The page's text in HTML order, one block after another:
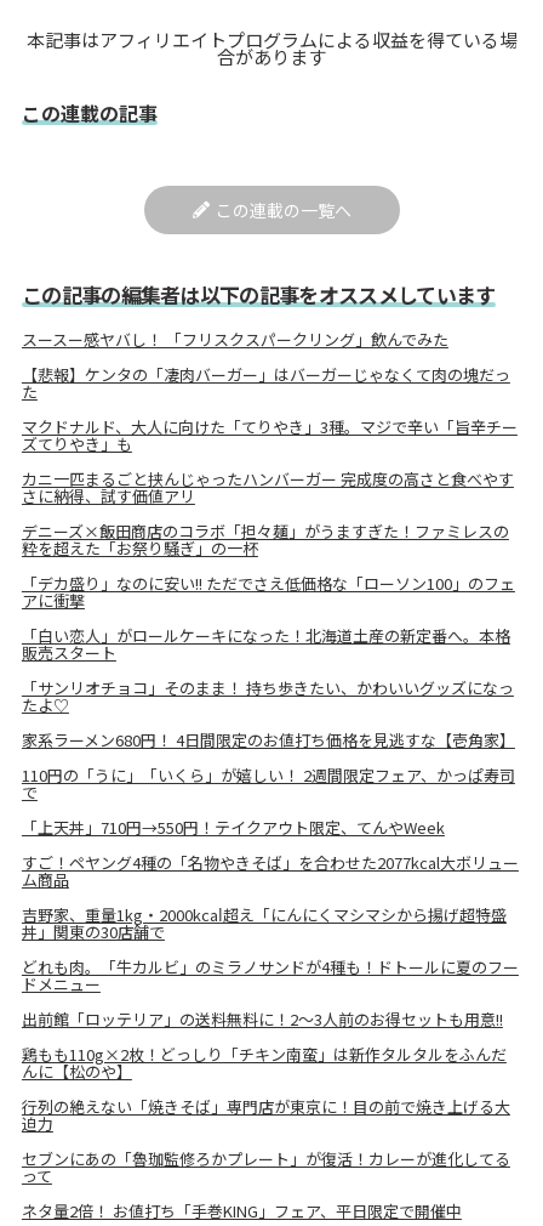
本記事はアフィリエイトプログラムによる収益を得ている場
合があります
この連載の記事
この連載の一覧へ
この記事の編集者は以下の記事をオススメしています
スースー感ヤバし！ 「フリスクスパークリング」飲んでみた
【悲報】ケンタの「凄肉バーガー」はバーガーじゃなくて肉の塊だっ
た
マクドナルド、大人に向けた「てりやき」3種。マジで辛い「旨辛チー
ズてりやき」も
カニ一匹まるごと挟んじゃったハンバーガー 完成度の高さと食べやす
さに納得、試す価値アリ
デニーズ×飯田商店のコラボ「担々麺」がうますぎた！ファミレスの
粋を超えた「お祭り騒ぎ」の一杯
「デカ盛り」なのに安い!! ただでさえ低価格な「ローソン100」のフェ
アに衝撃
「白い恋人」がロールケーキになった！北海道土産の新定番へ。本格
販売スタート
「サンリオチョコ」そのまま！ 持ち歩きたい、かわいいグッズになっ
たよ♡
家系ラーメン680円！ 4日間限定のお値打ち価格を見逃すな【壱角家】
110円の「うに」「いくら」が嬉しい！ 2週間限定フェア、かっぱ寿司
で
「上天丼」710円→550円！テイクアウト限定、てんやWeek
すご！ペヤング4種の「名物やきそば」を合わせた2077kcal大ボリュー
ム商品
吉野家、重量1kg・2000kcaⅼ超え「にんにくマシマシから揚げ超特盛
丼」関東の30店舗で
どれも肉。「牛カルビ」のミラノサンドが4種も！ドトールに夏のフー
ドメニュー
出前館「ロッテリア」の送料無料に！2～3人前のお得セットも用意!!
鶏もも110g×2枚！どっしり「チキン南蛮」は新作タルタルをふんだ
んに【松のや】
行列の絶えない「焼きそば」専門店が東京に！目の前で焼き上げる大
迫力
セブンにあの「魯珈監修ろかプレート」が復活！カレーが進化してる
って
ネタ量2倍！ お値打ち「手巻KING」フェア、平日限定で開催中